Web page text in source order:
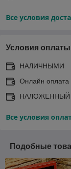
Все условия
Условия оплаты
НАЛИЧНЫМИ
Онлайн оплата
НАЛОЖЕННЫЙ
Все условия
Подобные